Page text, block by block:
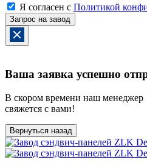
Я согласен с Политикой
Ваша заявка успешно
В скором времени наш менеджер
свяжется с вами!
Вернуться назад